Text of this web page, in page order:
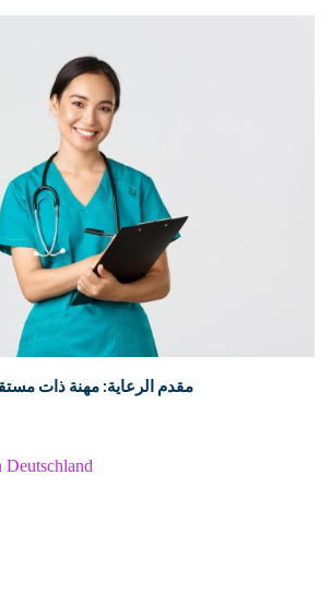
مقدم الرعاية: مهنة ذات